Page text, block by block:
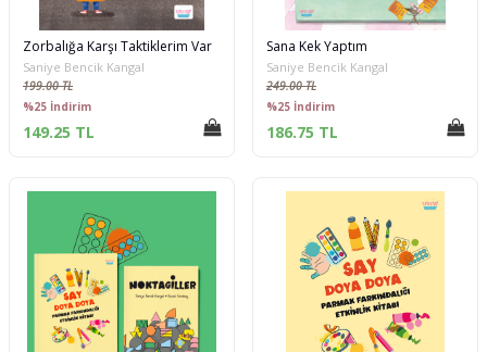
Zorbalığa Karşı Taktiklerim Var
Saniye Bencik Kangal
199.00 TL
%25 İndirim
149.25 TL
Sana Kek Yaptım
Saniye Bencik Kangal
249.00 TL
%25 İndirim
186.75 TL